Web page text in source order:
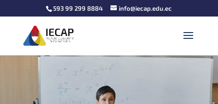
593 99 299 8884 info@iecap.edu.ec